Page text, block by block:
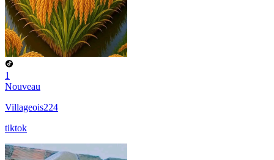
1
Nouveau
Villageois224
tiktok